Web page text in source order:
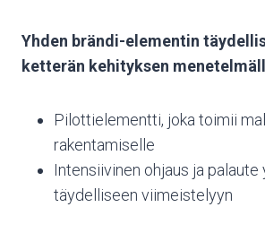
Yhden brändi-elementin
ketterän kehityksen
Pilottielementti, joka toimii
rakentamiselle
Intensiivinen ohjaus ja
täydelliseen viimeistelyyn